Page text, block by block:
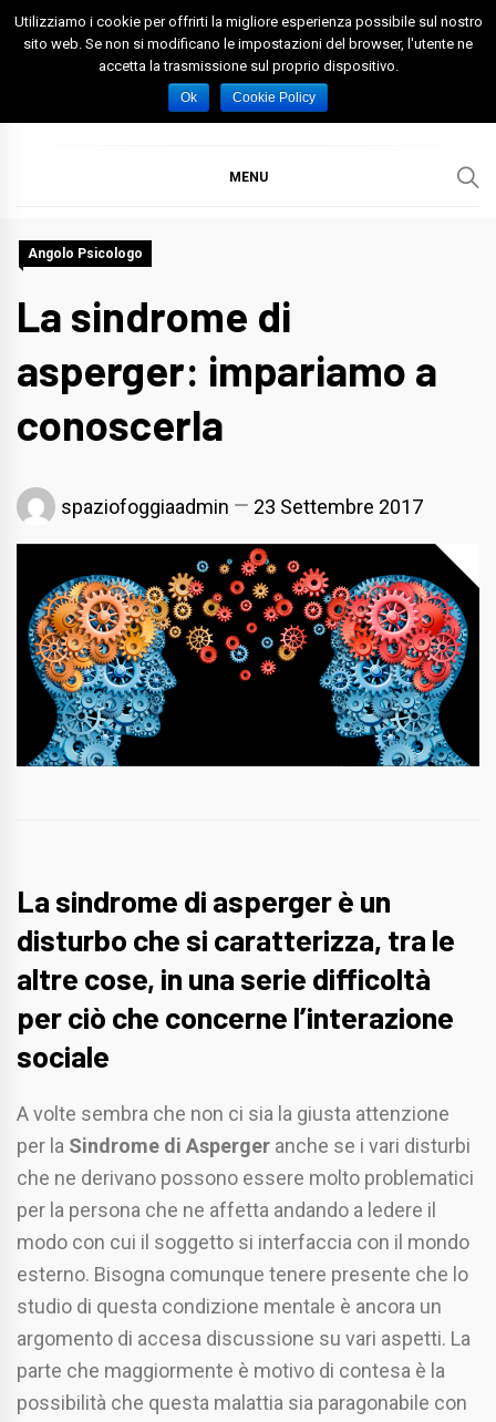
Skip
Spazio Foggia
Foggia News Calcio Eventi e Attività nella Capitanata
MENU
Angolo Psicologo
La sindrome di
asperger: impariamo a
conoscerla
spaziofoggiaadmin 23 Settembre 2017
La sindrome di asperger è un
disturbo che si caratterizza, tra le
altre cose, in una serie difficoltà
per ciò che concerne l’interazione
sociale
A volte sembra che non ci sia la giusta attenzione
per la Sindrome di Asperger anche se i vari disturbi
che ne derivano possono essere molto problematici
per la persona che ne affetta andando a ledere il
modo con cui il soggetto si interfaccia con il mondo
esterno. Bisogna comunque tenere presente che lo
studio di questa condizione mentale è ancora un
argomento di accesa discussione su vari aspetti. La
parte che maggiormente è motivo di contesa è la
possibilità che questa malattia sia paragonabile con
Utilizziamo i cookie per offrirti la migliore esperienza possibile sul nostro
sito web. Se non si modificano le impostazioni del browser, l'utente ne
accetta la trasmissione sul proprio dispositivo.
Ok Cookie Policy